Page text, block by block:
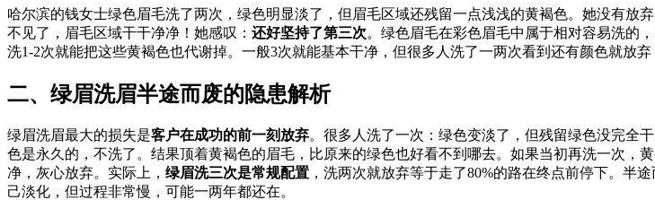
哈尔滨的钱女士绿色眉毛洗了两次，绿色明显淡了，但眉毛区域还残留一点浅浅的黄褐色。她没有
不见了，眉毛区域干干净净！她感叹： 还好坚持了第三次。绿色眉毛在彩色眉毛中属于相对容易洗的
洗1-2次就能把这些黄褐色也代谢掉。一般3次就能基本干净，但很多人洗了一两次看到还有颜色就放弃
二、绿眉洗眉半途而废的隐患解析
绿眉洗眉最大的损失是客户在成功的前一刻放弃。很多人洗了一次：绿色变淡了，但残留绿色没完全
色是永久的，不洗了。结果顶着黄褐色的眉毛，比原来的绿色也好看不到哪去。如果当初再洗一次
净，灰心放弃。实际上， 绿眉洗三次是常规配置 ，洗两次就放弃等于走了80%的路在终点前停下。半
己淡化，但过程非常慢，可能一两年都还在。